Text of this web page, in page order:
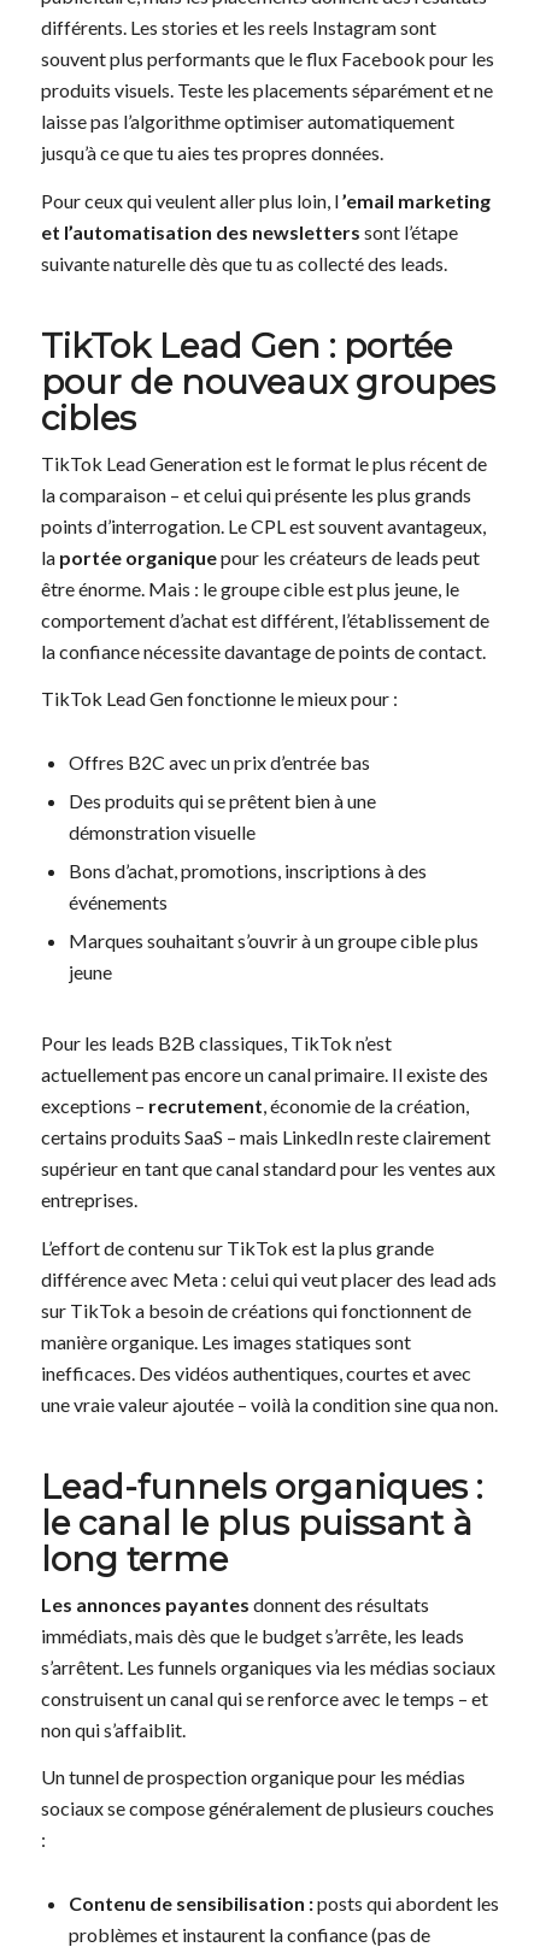
différents. Les stories et les reels Instagram sont
souvent plus performants que le flux Facebook pour les
produits visuels. Teste les placements séparément et ne
laisse pas l’algorithme optimiser automatiquement
jusqu’à ce que tu aies tes propres données.
Pour ceux qui veulent aller plus loin, l’email marketing
et l’automatisation des newsletters sont l’étape
suivante naturelle dès que tu as collecté des leads.
TikTok Lead Gen : portée
pour de nouveaux groupes
cibles
TikTok Lead Generation est le format le plus récent de
la comparaison – et celui qui présente les plus grands
points d’interrogation. Le CPL est souvent avantageux,
la portée organiquepour les créateurs de leads peut
être énorme. Mais : le groupe cible est plus jeune, le
comportement d’achat est différent, l’établissement de
la confiance nécessite davantage de points de contact.
TikTok Lead Gen fonctionne le mieux pour :
Offres B2C avec un prix d’entrée bas
Des produits qui se prêtent bien à une
démonstration visuelle
Bons d’achat, promotions, inscriptions à des
événements
Marques souhaitant s’ouvrir à un groupe cible plus
jeune
Pour les leads B2B classiques, TikTok n’est
actuellement pas encore un canal primaire. Il existe des
exceptions – recrutement, économie de la création,
certains produits SaaS – mais LinkedIn reste clairement
supérieur en tant que canal standard pour les ventes aux
entreprises.
L’effort de contenu sur TikTok est la plus grande
différence avec Meta : celui qui veut placer des lead ads
sur TikTok a besoin de créations qui fonctionnent de
manière organique. Les images statiques sont
inefficaces. Des vidéos authentiques, courtes et avec
une vraie valeur ajoutée – voilà la condition sine qua non.
Lead-funnels organiques :
le canal le plus puissant à
long terme
Les annonces payantes donnent des résultats
immédiats, mais dès que le budget s’arrête, les leads
s’arrêtent. Les funnels organiques via les médias sociaux
construisent un canal qui se renforce avec le temps – et
non qui s’affaiblit.
Un tunnel de prospection organique pour les médias
sociaux se compose généralement de plusieurs couches
:
Contenu de sensibilisation :posts qui abordent les
problèmes et instaurent la confiance (pas de